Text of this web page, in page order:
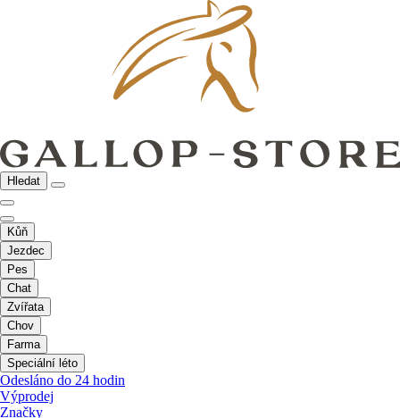
Hledat
Kůň
Jezdec
Pes
Chat
Zvířata
Chov
Farma
Speciální léto
Odesláno do 24 hodin
Výprodej
Značky